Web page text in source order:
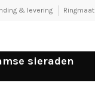
& levering Ringmaat
sieraden